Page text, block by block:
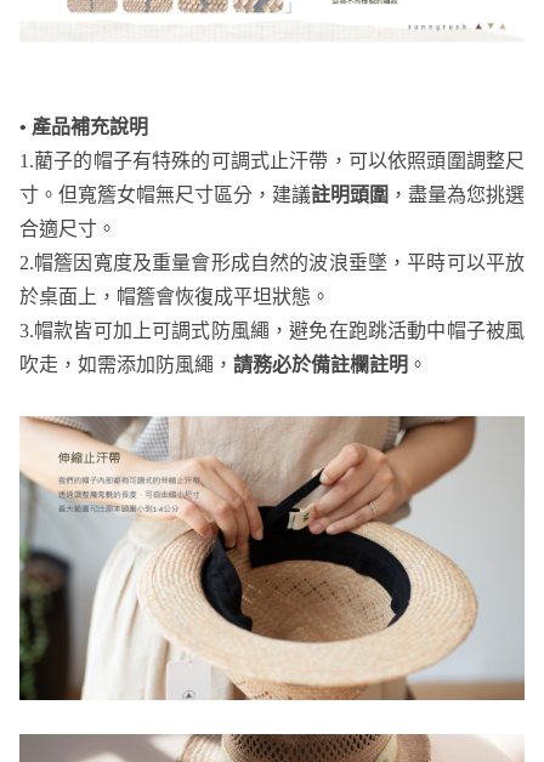
• 產品補充說明
1.藺子的帽子有特殊的可調式止汗帶，可以依照頭圍調整尺
寸。但寬簷女帽無尺寸區分，建議註明頭圍 ，盡量為您挑選
合適尺寸。
2.帽簷因寬度及重量會形成自然的波浪垂墜，平時可以平放
於桌面上，帽簷會恢復成平坦狀態。
3.帽款皆可加上可調式防風繩，避免在跑跳活動中帽子被風
吹走，如需添加防風繩， 請務必於備註欄註明 。